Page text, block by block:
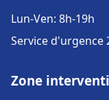
Lun-Ven: 8h-19h
Service d'urgence
Zone